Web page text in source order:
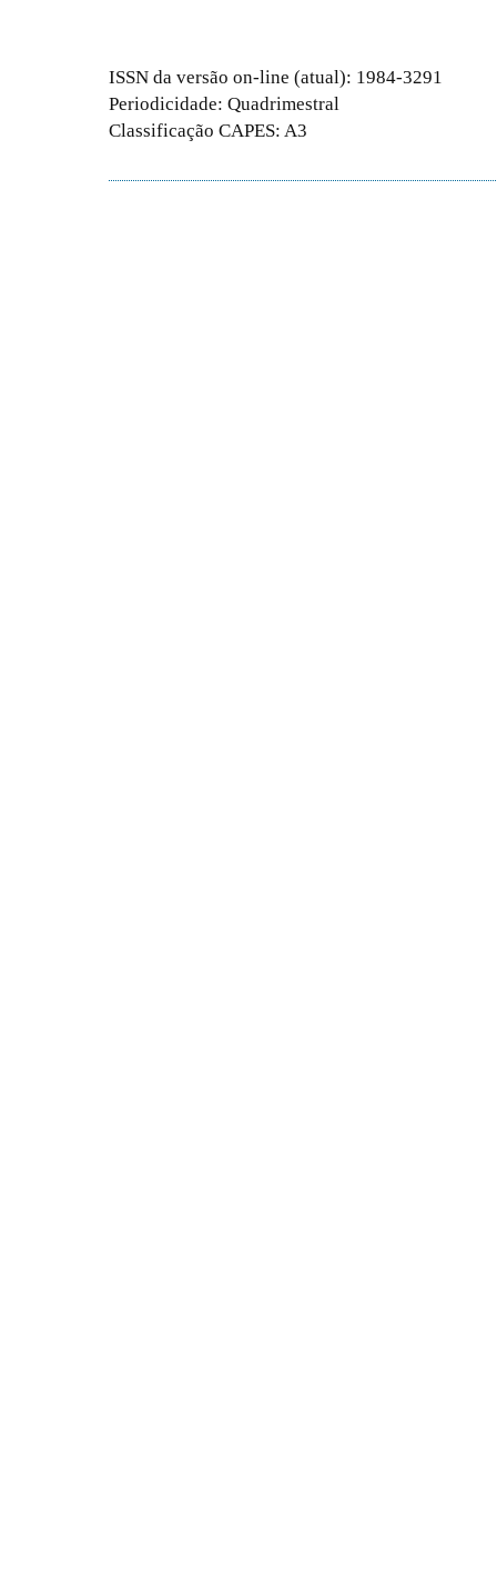
ISSN da versão on-line (atual): 1984-3291
Periodicidade: Quadrimestral
Classificação CAPES: A3